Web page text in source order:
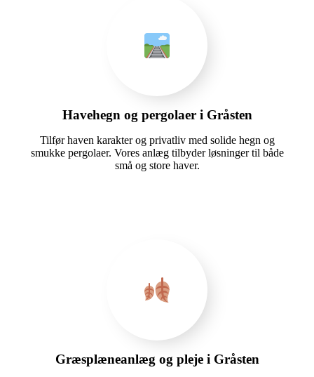
Havehegn og pergolaer i Gråsten
Tilfør haven karakter og privatliv med solide hegn og
smukke pergolaer. Vores anlæg tilbyder løsninger til både
små og store haver.
Græsplæneanlæg og pleje i Gråsten